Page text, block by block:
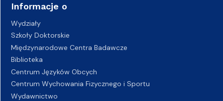
Informacje o
Wydziały
Szkoły Doktorskie
Międzynarodowe Centra Badawcze
Biblioteka
Centrum Języków Obcych
Centrum Wychowania Fizycznego i Sportu
Wydawnictwo